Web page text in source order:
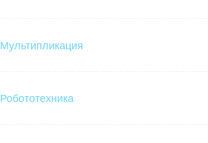
Мультипликация
Робототехника